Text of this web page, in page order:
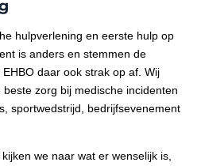
hulpverlening en eerste hulp op
is anders en stemmen de
daar ook strak op af. Wij
zorg bij medische incidenten
sportwedstrijd, bedrijfsevenement
we naar wat er wenselijk is,